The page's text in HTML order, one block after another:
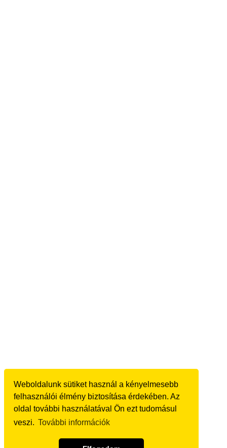
Weboldalunk sütiket használ a kényelmesebb
felhasználói élmény biztosítása érdekében. Az
oldal további használatával Ön ezt tudomásul
veszi. További információk